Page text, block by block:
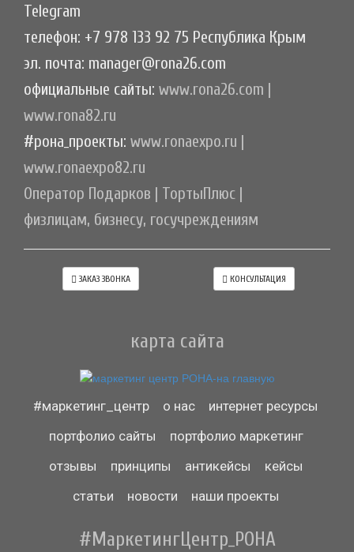
Telegram
телефон: +7 978 133 92 75 Республика Крым
эл. почта: manager@rona26.com
официальные сайты: www.rona26.com |
www.rona82.ru
#рона_проекты: www.ronaexpo.ru |
www.ronaexpo82.ru
Оператор Подарков | ТортыПлюс |
физлицам, бизнесу, госучреждениям
ЗАКАЗ ЗВОНКА КОНСУЛЬТАЦИЯ
карта сайта
#маркетинг_центр о нас
интернет ресурсы
портфолио сайты
портфолио маркетинг
отзывы
принципы антикейсы
кейсы
статьи
новости наши проекты
#МаркетингЦентр_РОНА